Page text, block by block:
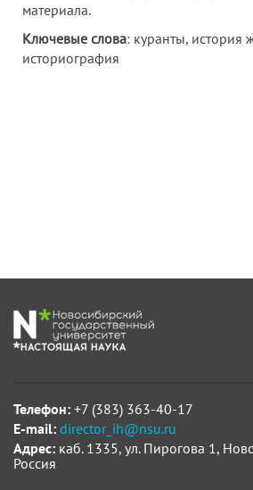
материала.
Ключевые слова: куранты, история
историография
Телефон: +7 (383) 363-40-17
E-mail: director_ih@nsu.ru
Адрес: каб. 1335, ул. Пирогова 1,
Россия